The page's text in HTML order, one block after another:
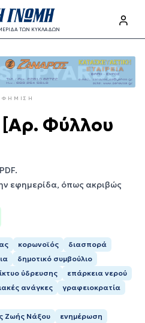
ΤΩΝ ΚΥΚΛΑΔΩΝ
Φύλλου
εφημερίδα, όπως ακριβώς
κορωνοϊός
διασπορά
δημοτικό συμβούλιο
ύδρευσης
επάρκεια νερού
ανάγκες
γραφειοκρατία
Ζωής Νάξου
ενημέρωση